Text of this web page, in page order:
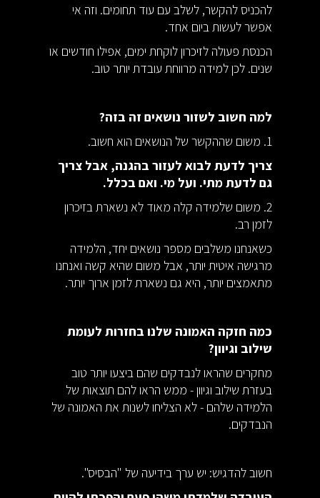
להכניס להקשר, לשלב עם עוד תחומים. וזה אי
אפשר לעשות ביום אחד.
הכנסת פעולה לזיכרון לוקחת ימים, אפילו חודשים או
שנים. לכן למידה מרווחת עובדת יותר טוב.
למה חשוב לשזור נושאים זה בזה?
1. משום שההקשר של הנושאים הוא חשוב.
צריך לדעת לבוא לעזור בהגנה, אבל צריך
גם לדעת מתי. ועל מי. ואם בכלל.
2. משום שלמידה קלה מאוד לא נשארת בזיכרון
לזמן רב.
כשאנחנו משלבים מספר נושאים יחד, הלמידה
מרגישה איטית יותר, אבל משום שהיא קשה ואנחנו
מתאמצים יותר, היא גם נשארת לזמן ארוך יותר.
כמה חזקה האמונה שלנו בחזרות לעומת
שילוב וגיוון?
מחקרים שהראו לנבדקים שהם ביצעו יותר טוב
בעזרת שילוב וגיוון - ממש הראו להם תוצאות של
הלמידה שלהם - לא הצליחו לשנות את האמונה של
הנבדקים.
חשוב להדגיש: יש ערך בידיעה של "הבסיס".